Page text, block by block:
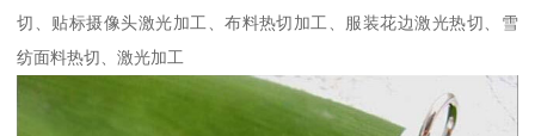
切、贴标摄像头激光加工、布料热切加工、服装花边激光热切、雪
纺面料热切、激光加工